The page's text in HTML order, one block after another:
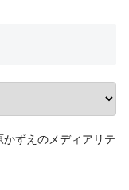
ずえのメディアリテ